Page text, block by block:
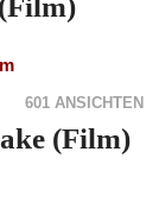
601 ANSICHTEN
(Film)